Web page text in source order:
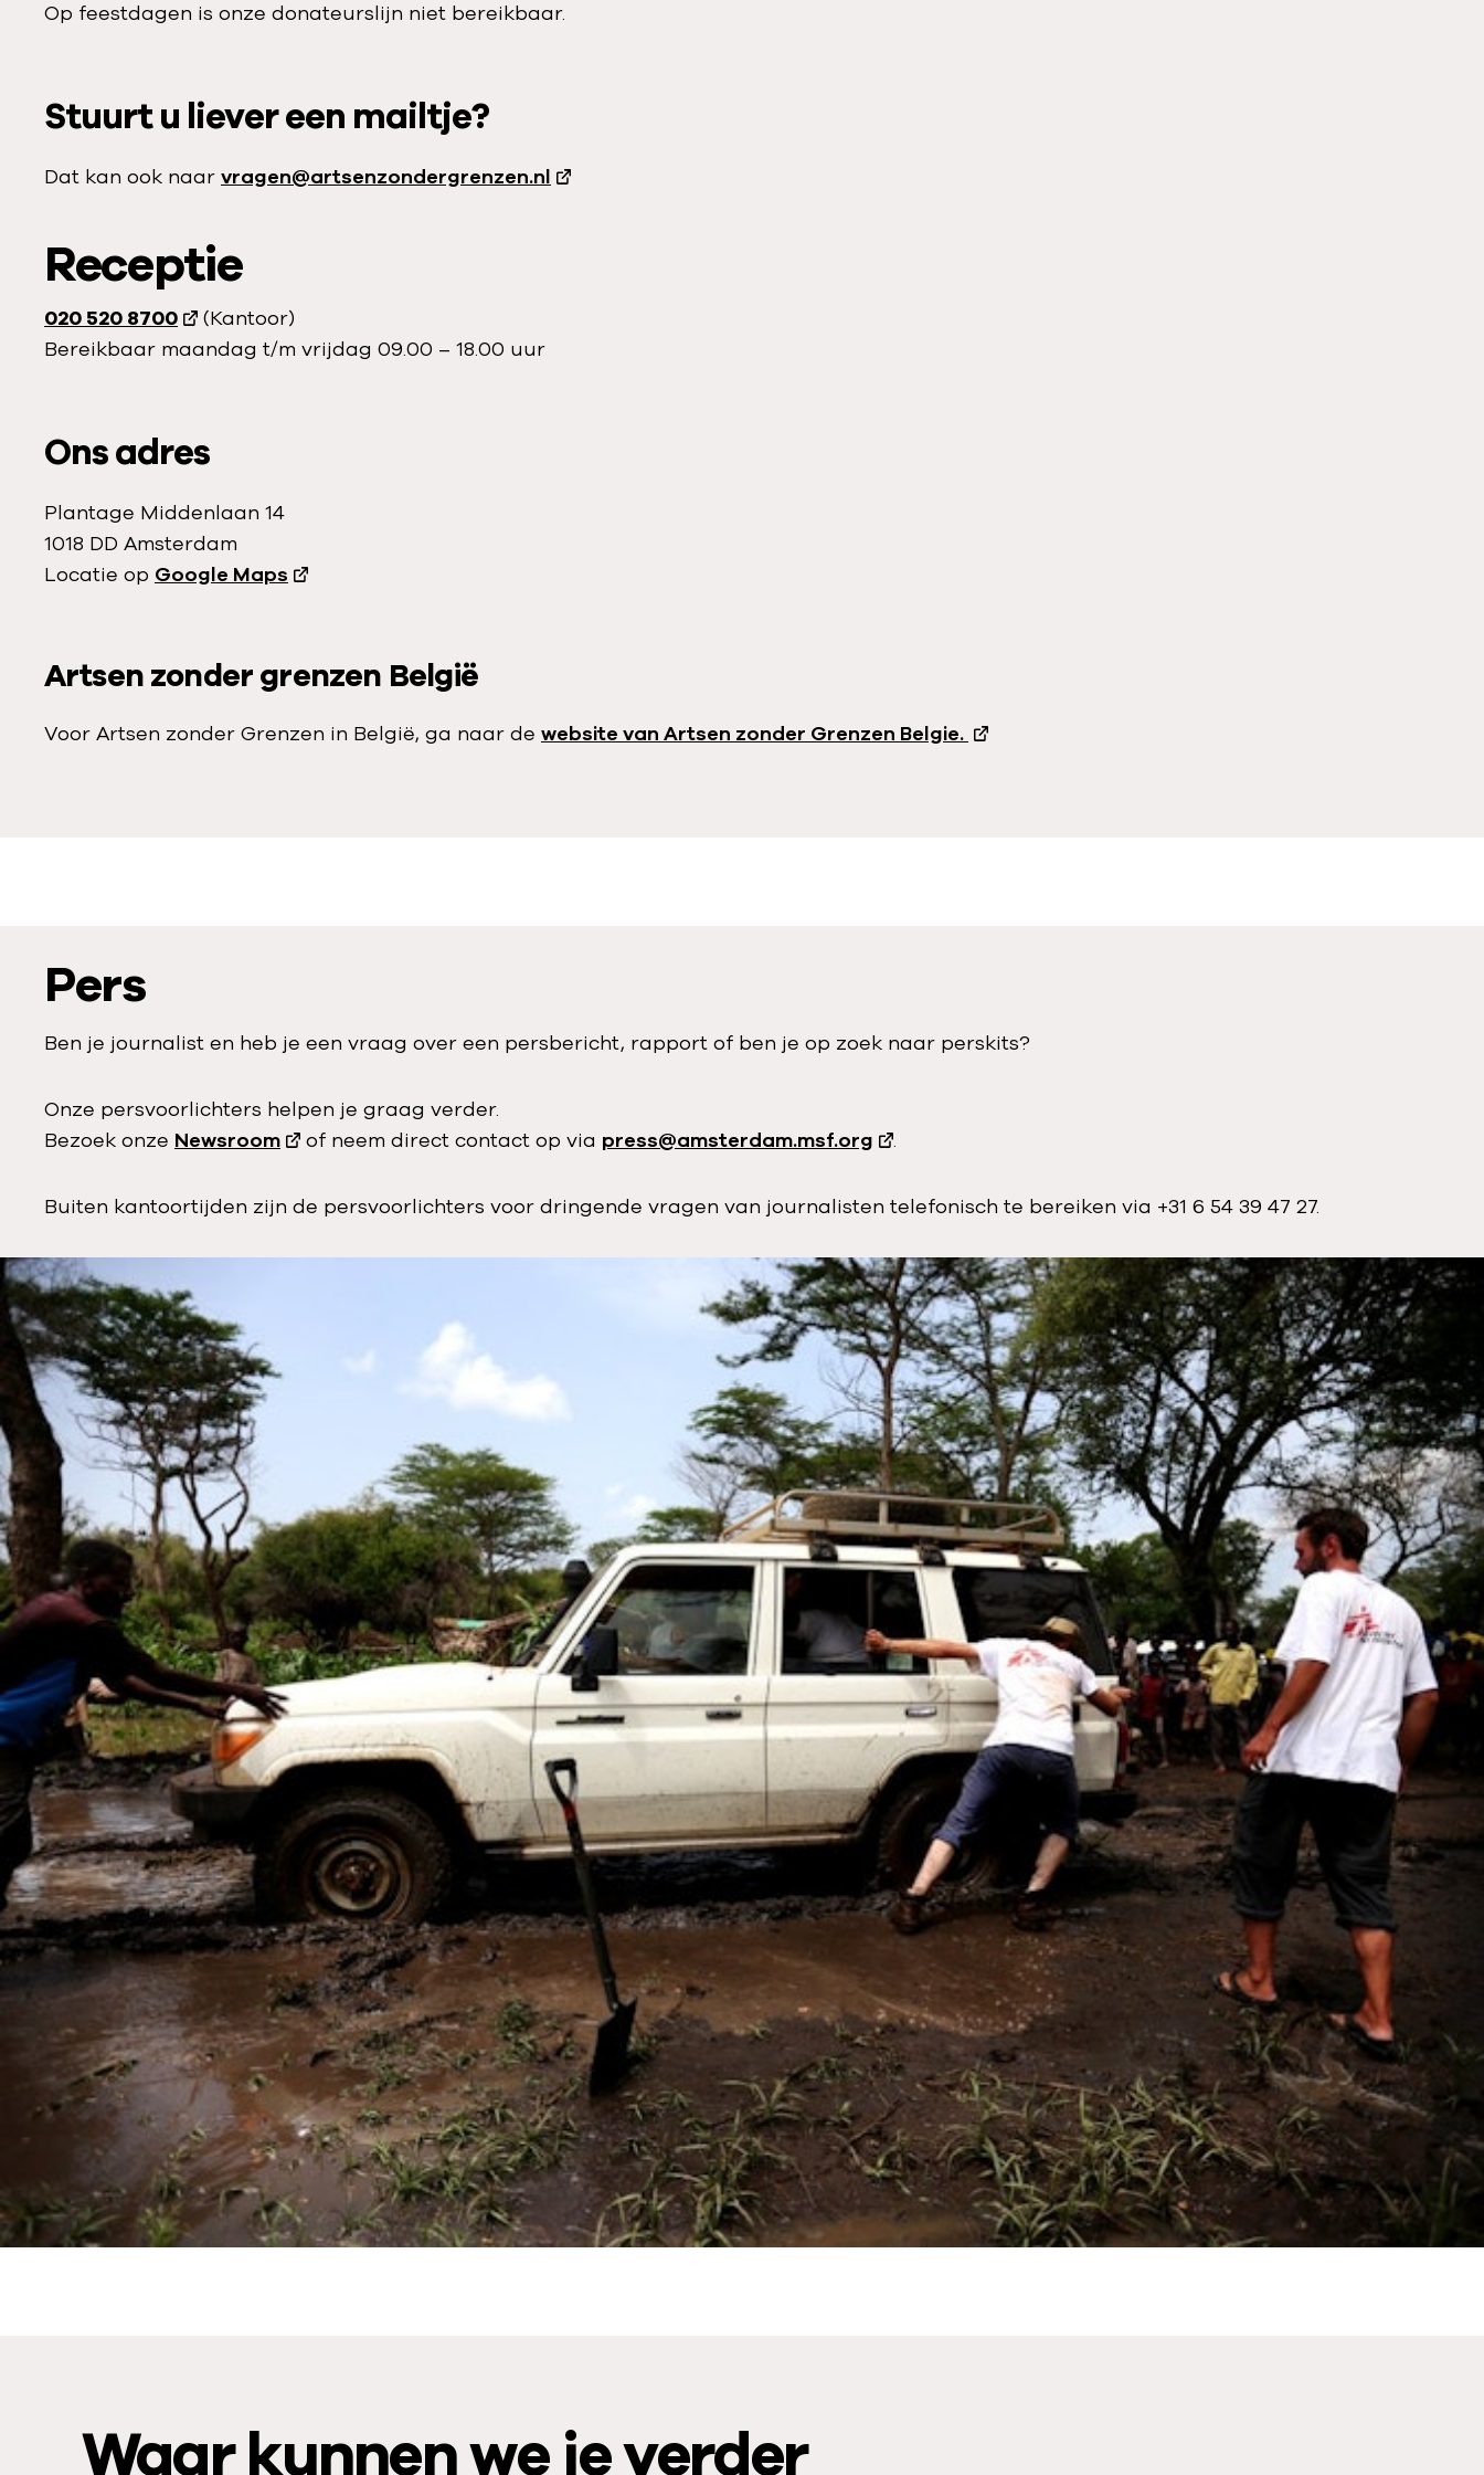
Op feestdagen is onze donateurslijn niet bereikbaar.
Stuurt u liever een mailtje?
Dat kan ook naar vragen@artsenzondergrenzen.nl
Receptie
020 520 8700
(Kantoor)
Bereikbaar maandag t/m vrijdag 09.00 – 18.00 uur
Ons adres
Plantage Middenlaan 14
1018 DD Amsterdam
Locatie op Google Maps
Artsen zonder grenzen België
Voor Artsen zonder Grenzen in België, ga naar de website van Artsen zonder Grenzen Belgie.
Pers
Ben je journalist en heb je een vraag over een persbericht, rapport of ben je op zoek naar perskits?
Onze persvoorlichters helpen je graag verder.
Bezoek onze Newsroom of neem direct contact op via press@amsterdam.msf.org .
Buiten kantoortijden zijn de persvoorlichters voor dringende vragen van journalisten telefonisch te bereiken via +31 6 54 39 47 27.
Waar kunnen we je verder